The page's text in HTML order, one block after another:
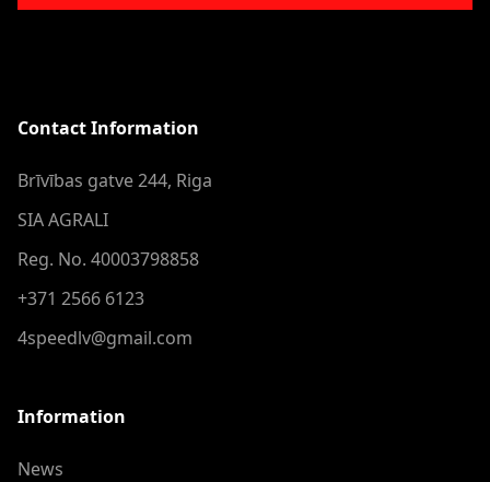
Contact Information
Brīvības gatve 244, Riga
SIA AGRALI
Reg. No. 40003798858
+371 2566 6123
4speedlv@gmail.com
Information
News